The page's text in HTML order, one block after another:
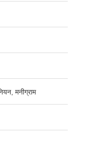
मनीग्राम